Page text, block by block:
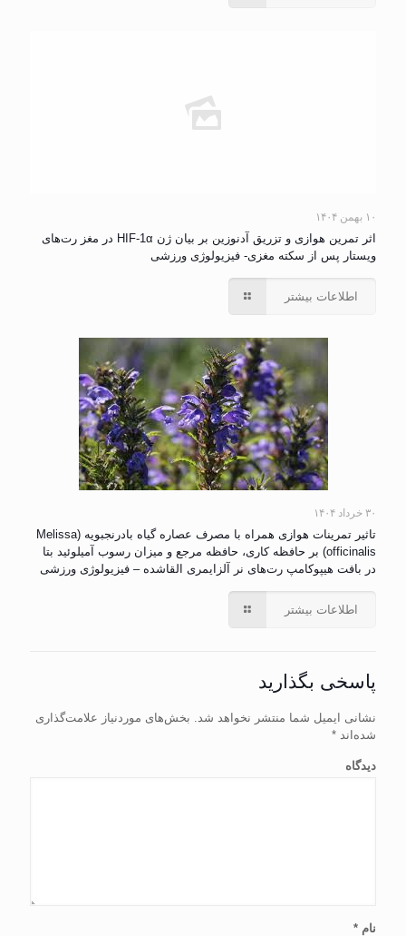
۱۰ بهمن ۱۴۰۴
اثر تمرین هوازی و تزریق آدنوزین بر بیان ژن HIF-1α در مغز رت‌های
ویستار پس از سکته مغزی- فیزیولوژی ورزشی
اطلاعات بیشتر
۳۰ خرداد ۱۴۰۴
تاثیر تمرینات هوازی همراه با مصرف عصاره گیاه بادرنجبویه (Melissa
officinalis) بر حافظه کاری، حافظه مرجع و میزان رسوب آمیلوئید بتا
در بافت هیپوکامپ رت‌های نر آلزایمری القاشده – فیزیولوژی ورزشی
اطلاعات بیشتر
پاسخی بگذارید
نشانی ایمیل شما منتشر نخواهد شد.
بخش‌های موردنیاز علامت‌گذاری
شده‌اند *
دیدگاه
نام *